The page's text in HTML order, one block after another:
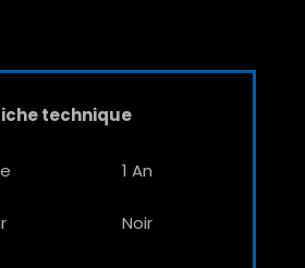
technique
1 An
Noir